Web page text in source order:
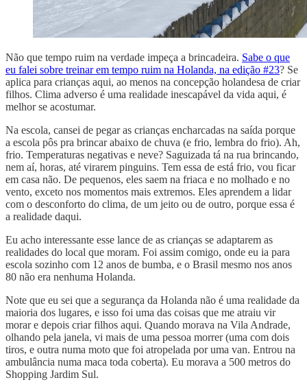
Não que tempo ruim na verdade impeça a brincadeira. Sabe o que
eu falei sobre treinar em tempo ruim na Holanda, na edição #23? Se
aplica para crianças aqui, ao menos na concepção holandesa de criar
filhos. Clima adverso é uma realidade inescapável da vida aqui, é
melhor se acostumar.
Na escola, cansei de pegar as crianças encharcadas na saída porque
a escola pôs pra brincar abaixo de chuva (e frio, lembra do frio). Ah,
frio. Temperaturas negativas e neve? Saguizada tá na rua brincando,
nem aí, horas, até virarem pinguins. Tem essa de está frio, vou ficar
em casa não. De pequenos, eles saem na friaca e no molhado e no
vento, exceto nos momentos mais extremos. Eles aprendem a lidar
com o desconforto do clima, de um jeito ou de outro, porque essa é
a realidade daqui.
Eu acho interessante esse lance de as crianças se adaptarem as
realidades do local que moram. Foi assim comigo, onde eu ia para
escola sozinho com 12 anos de bumba, e o Brasil mesmo nos anos
80 não era nenhuma Holanda.
Note que eu sei que a segurança da Holanda não é uma realidade da
maioria dos lugares, e isso foi uma das coisas que me atraiu vir
morar e depois criar filhos aqui. Quando morava na Vila Andrade,
olhando pela janela, vi mais de uma pessoa morrer (uma com dois
tiros, e outra numa moto que foi atropelada por uma van. Entrou na
ambulância numa maca toda coberta). Eu morava a 500 metros do
Shopping Jardim Sul.